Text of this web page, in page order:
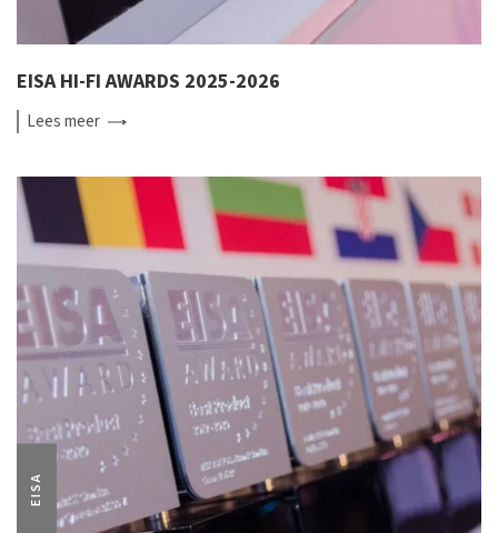
EISA HI-FI AWARDS 2025-2026
Leesmeer
EISA